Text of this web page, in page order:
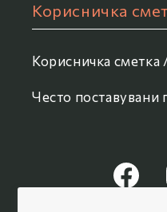
Корисничка
Корисничка сметка
Често
Facebook